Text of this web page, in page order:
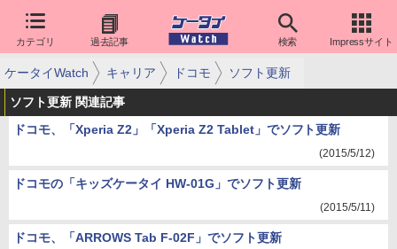
カテゴリ 過去記事 検索 Impressサイト
ケータイWatch キャリア ドコモ ソフト更新
ソフト更新 関連記事
ドコモ、「Xperia Z2」「Xperia Z2 Tablet」でソフト更新
(2015/5/12)
ドコモの「キッズケータイ HW-01G」でソフト更新
(2015/5/11)
ドコモ、「ARROWS Tab F-02F」でソフト更新